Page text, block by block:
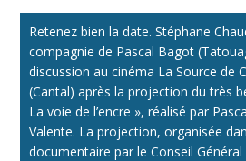
Retenez bien la date. Stéphane
compagnie de Pascal Bagot
discussion au cinéma La Source de
(Cantal) après la projection du très
La voie de l’encre », réalisé par
Valente. La projection, organisée
documentaire par le Conseil